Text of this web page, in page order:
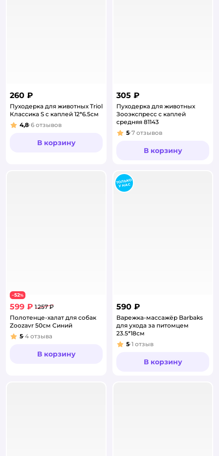
260 ₽
Пуходерка для животных Triol
Классика S с каплей 12*6.5см
Рейтинг:
4,8 6 отзывов
В корзину
305 ₽
Пуходерка для животных
Зооэкспресс с каплей
средняя 81143
Рейтинг:
5 7 отзывов
В корзину
−52%
599 ₽ 1 257 ₽
Полотенце-халат для собак
Zoozavr 50см Синий
Рейтинг:
5 4 отзыва
В корзину
590 ₽
Варежка-массажёр Barbaks
для ухода за питомцем
23.5*18см
Рейтинг:
5 1 отзыв
В корзину